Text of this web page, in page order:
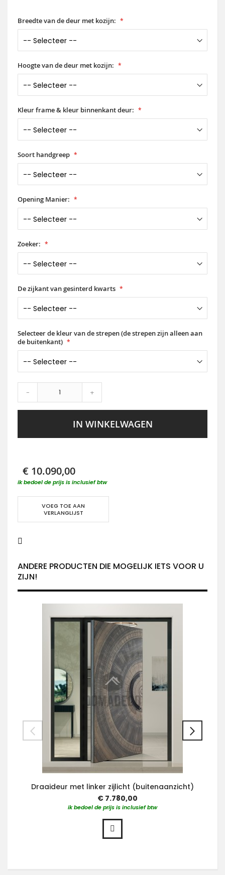
Breedte van de deur met kozijn:
Hoogte van de deur met kozijn:
Kleur frame & kleur binnenkant deur:
Soort handgreep
Opening Manier:
Zoeker:
De zijkant van gesinterd kwarts
Selecteer de kleur van de strepen (de strepen zijn alleen aan
de buitenkant)
- +
IN WINKELWAGEN
€ 10.090,00
ik bedoel de prijs is inclusief btw
VOEG TOE AAN
VERLANGLIJST
ANDERE PRODUCTEN DIE MOGELIJK IETS VOOR U
ZIJN!
Draaideur met linker zijlicht (buitenaanzicht)
€ 7.780,00
ik bedoel de prijs is inclusief btw